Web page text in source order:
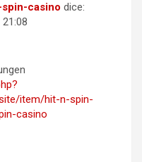
casino dice:
item/hit-n-spin-
casino